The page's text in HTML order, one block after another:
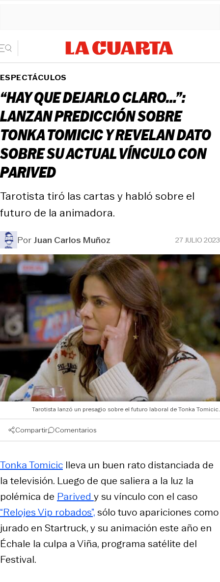
ESPECTÁCULOS
“HAY QUE DEJARLO CLARO…”:
LANZAN PREDICCIÓN SOBRE
TONKA TOMICIC Y REVELAN DATO
SOBRE SU ACTUAL VÍNCULO CON
PARIVED
Tarotista tiró las cartas y habló sobre el
futuro de la animadora.
PorJuan Carlos Muñoz 27 JULIO 2023
Tarotista lanzó un presagio sobre el futuro laboral de Tonka Tomicic.
Compartir Comentarios
Tonka Tomicic lleva un buen rato distanciada de
la televisión. Luego de que saliera a la luz la
polémica de Parived y su vínculo con el caso
“Relojes Vip robados”,sólo tuvo apariciones como
jurado en Startruck, y su animación este año en
Échale la culpa a Viña, programa satélite del
Festival.